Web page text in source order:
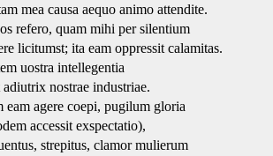
mea causa aequo animo attendite.
refero, quam mihi per silentium
licitumst; ita eam oppressit calamitas.
uostra intellegentia
nostrae industriae.
eam agere coepi, pugilum gloria
accessit exspectatio),
strepitus, clamor mulierum